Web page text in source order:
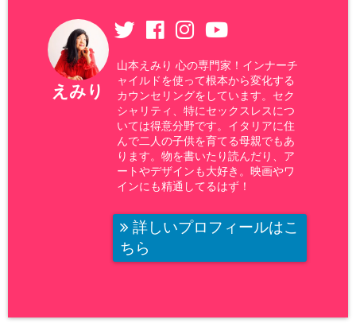
えみり
山本えみり 心の専門家！インナーチ
ャイルドを使って根本から変化する
カウンセリングをしています。セク
シャリティ、特にセックスレスにつ
いては得意分野です。イタリアに住
んで二人の子供を育てる母親でもあ
ります。物を書いたり読んだり、ア
ートやデザインも大好き。映画やワ
インにも精通してるはず！
詳しいプロフィールはこ
ちら